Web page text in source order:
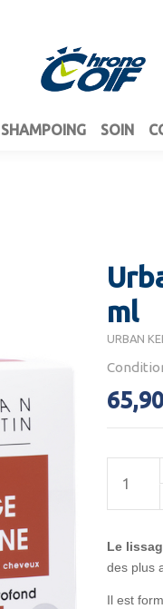
SHAMPOING SOIN
ml
URBAN
Le
des plus
Il est